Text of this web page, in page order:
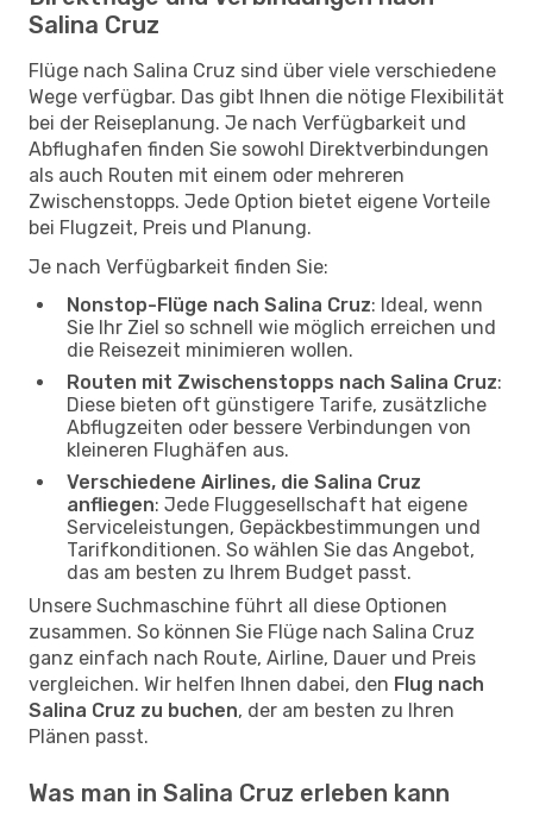
Salina Cruz
Flüge nach Salina Cruz sind über viele verschiedene
Wege verfügbar. Das gibt Ihnen die nötige Flexibilität
bei der Reiseplanung. Je nach Verfügbarkeit und
Abflughafen finden Sie sowohl Direktverbindungen
als auch Routen mit einem oder mehreren
Zwischenstopps. Jede Option bietet eigene Vorteile
bei Flugzeit, Preis und Planung.
Je nach Verfügbarkeit finden Sie:
Nonstop-Flüge nach Salina Cruz: Ideal, wenn
Sie Ihr Ziel so schnell wie möglich erreichen und
die Reisezeit minimieren wollen.
Routen mit Zwischenstopps nach Salina Cruz:
Diese bieten oft günstigere Tarife, zusätzliche
Abflugzeiten oder bessere Verbindungen von
kleineren Flughäfen aus.
Verschiedene Airlines, die Salina Cruz
anfliegen: Jede Fluggesellschaft hat eigene
Serviceleistungen, Gepäckbestimmungen und
Tarifkonditionen. So wählen Sie das Angebot,
das am besten zu Ihrem Budget passt.
Unsere Suchmaschine führt all diese Optionen
zusammen. So können Sie Flüge nach Salina Cruz
ganz einfach nach Route, Airline, Dauer und Preis
vergleichen. Wir helfen Ihnen dabei, den Flug nach
Salina Cruz zu buchen, der am besten zu Ihren
Plänen passt.
Was man in Salina Cruz erleben kann